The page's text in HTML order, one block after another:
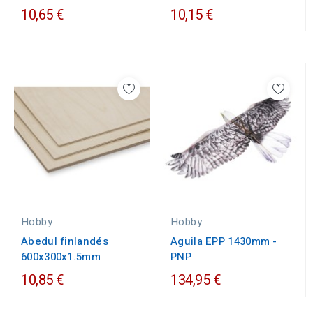
10,65 € 10,15 €
Hobby
Abedul finlandés
600x300x1.5mm
10,85 €
Hobby
Aguila EPP 1430mm -
PNP
134,95 €